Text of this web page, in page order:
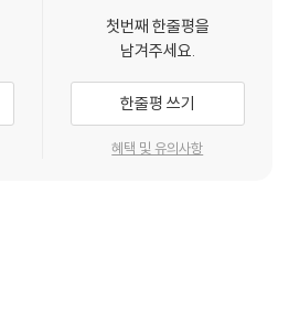
첫번째 한줄평을
남겨주세요.
한줄평 쓰기
혜택 및 유의사항